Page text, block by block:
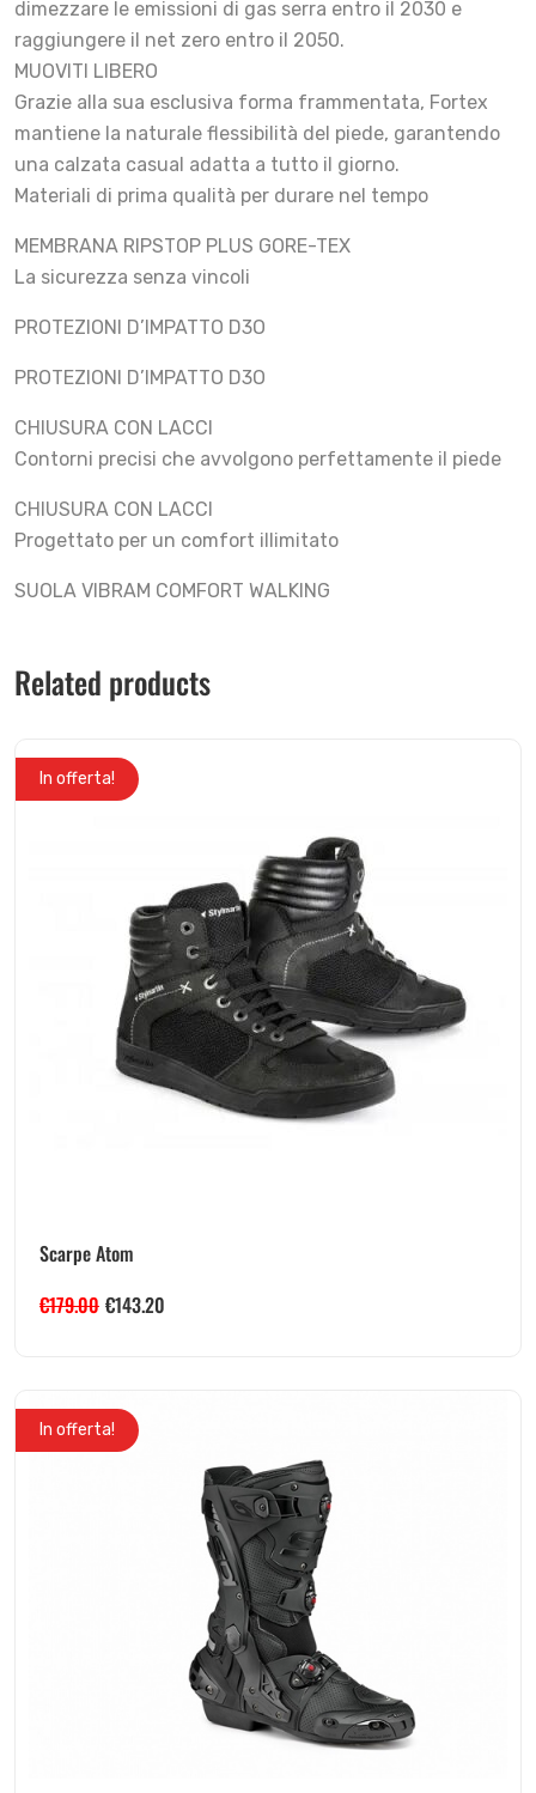
dimezzare le emissioni di gas serra entro il 2030 e
raggiungere il net zero entro il 2050.
MUOVITI LIBERO
Grazie alla sua esclusiva forma frammentata, Fortex
mantiene la naturale flessibilità del piede, garantendo
una calzata casual adatta a tutto il giorno.
Materiali di prima qualità per durare nel tempo
MEMBRANA RIPSTOP PLUS GORE-TEX
La sicurezza senza vincoli
PROTEZIONI D’IMPATTO D3O
PROTEZIONI D’IMPATTO D3O
CHIUSURA CON LACCI
Contorni precisi che avvolgono perfettamente il piede
CHIUSURA CON LACCI
Progettato per un comfort illimitato
SUOLA VIBRAM COMFORT WALKING
Related products
In offerta!
Scarpe Atom
€179.00 €143.20
In offerta!